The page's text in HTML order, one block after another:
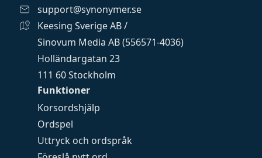
Funktioner
Korsordshjälp
Ordspel
Uttryck och ordspråk
support@synonymer.se
Keesing Sverige AB /
Sinovum Media AB (556571-4036)
Holländargatan 23
111 60 Stockholm